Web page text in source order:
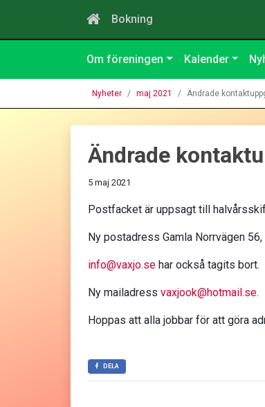
Bokning
Om föreningen Kalender
Nyheter maj 2021 Ändrade
Ändrade
5 maj 2021
Postfacket är uppsagt till
Ny postadress Gamla Norrvägen
info@vaxjo.se har också tagits bort.
Ny mailadress vaxjook@hotmail.se.
Hoppas att alla jobbar för att göra
DELA